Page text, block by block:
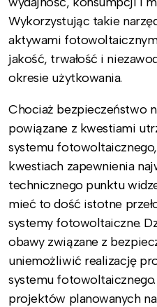
Wykorzystując takie
aktywami
jakość, trwałość i
okresie użytkowania.
Chociaż bezpieczeństwo
powiązane z kwestiami
systemu
kwestiach zapewnienia
technicznego punktu
mieć to dość istotne
systemy fotowoltaiczne.
obawy związane z
uniemożliwić realizację
systemu
projektów planowanych